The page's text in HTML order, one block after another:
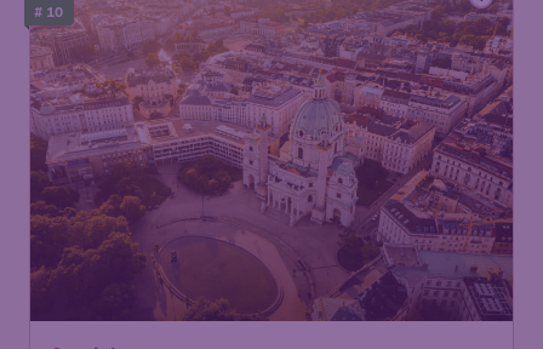
# 10
Autriche
Centre de Vienne
€
78*
dès